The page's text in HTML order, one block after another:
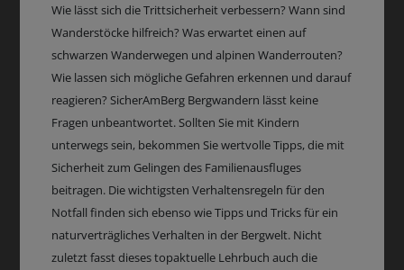
Wie lässt sich die Trittsicherheit verbessern? Wann sind
Wanderstöcke hilfreich? Was erwartet einen auf
schwarzen Wanderwegen und alpinen Wanderrouten?
Wie lassen sich mögliche Gefahren erkennen und darauf
reagieren? SicherAmBerg Bergwandern lässt keine
Fragen unbeantwortet. Sollten Sie mit Kindern
unterwegs sein, bekommen Sie wertvolle Tipps, die mit
Sicherheit zum Gelingen des Familienausfluges
beitragen. Die wichtigsten Verhaltensregeln für den
Notfall finden sich ebenso wie Tipps und Tricks für ein
naturverträgliches Verhalten in der Bergwelt. Nicht
zuletzt fasst dieses topaktuelle Lehrbuch auch die